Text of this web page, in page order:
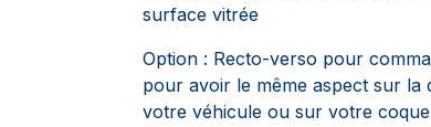
surface vitrée
Option : Recto-verso pour
pour avoir le même aspect sur la
votre véhicule ou sur votre